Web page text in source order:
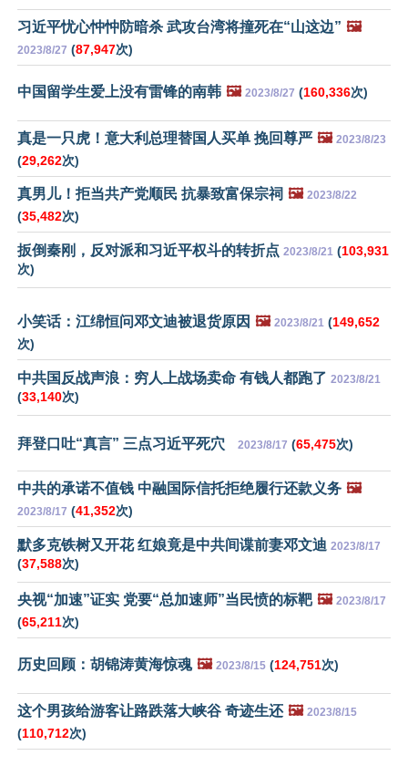
习近平忧心忡忡防暗杀 武攻台湾将撞死在“山这边” 🖼️
2023/8/27 (87,947次)
中国留学生爱上没有雷锋的南韩 🖼️ 2023/8/27 (160,336次)
真是一只虎！意大利总理替国人买单 挽回尊严 🖼️ 2023/8/23
(29,262次)
真男儿！拒当共产党顺民 抗暴致富保宗祠 🖼️ 2023/8/22
(35,482次)
扳倒秦刚，反对派和习近平权斗的转折点 2023/8/21 (103,931
次)
小笑话：江绵恒问邓文迪被退货原因 🖼️ 2023/8/21 (149,652
次)
中共国反战声浪：穷人上战场卖命 有钱人都跑了 2023/8/21
(33,140次)
拜登口吐“真言” 三点习近平死穴 2023/8/17 (65,475次)
中共的承诺不值钱 中融国际信托拒绝履行还款义务 🖼️
2023/8/17 (41,352次)
默多克铁树又开花 红娘竟是中共间谍前妻邓文迪 2023/8/17
(37,588次)
央视“加速”证实 党要“总加速师”当民愤的标靶 🖼️ 2023/8/17
(65,211次)
历史回顾：胡锦涛黄海惊魂 🖼️ 2023/8/15 (124,751次)
这个男孩给游客让路跌落大峡谷 奇迹生还 🖼️ 2023/8/15
(110,712次)